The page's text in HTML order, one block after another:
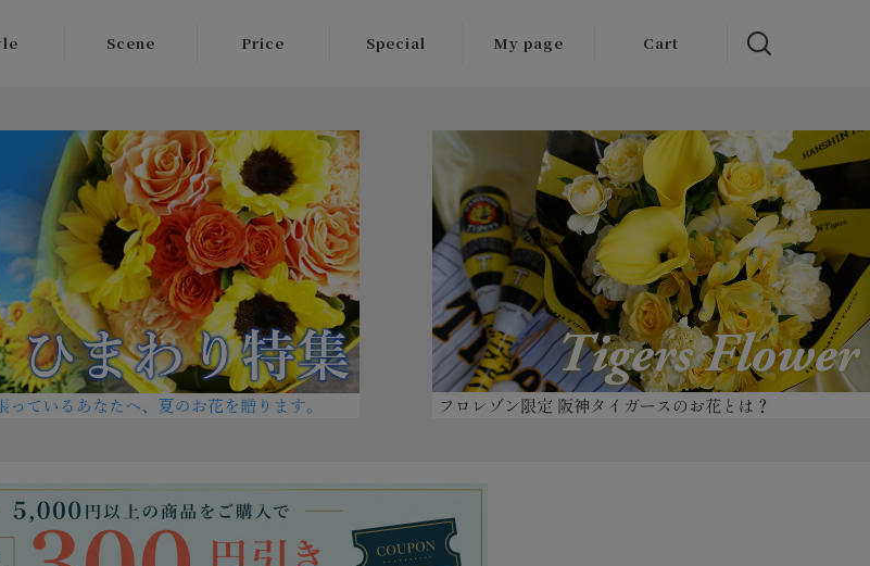
レン
ト
ド
物
Scene
誕生日
結婚記念日
長寿祝い
開店・開業お祝
い
周年記念
歓送迎会
退職祝い
お中元・お歳暮
Price
3,000円〜
5,000円〜
7,000円〜
10,000円〜
Special
香りのフラワー
おまかせアレン
ジメント・花束
お彼岸・お盆
My page Cart